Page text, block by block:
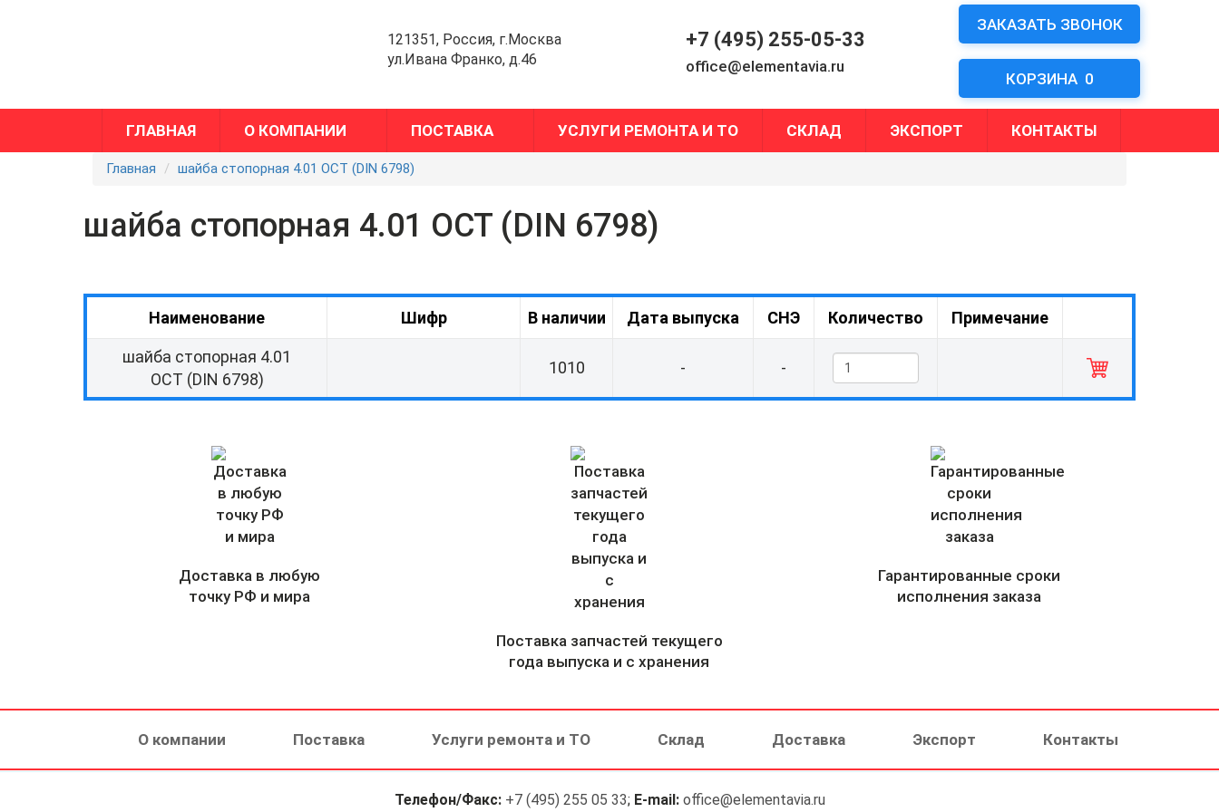
121351, Россия, г.Москва
ул.Ивана Франко, д.46
+7 (495) 255-05-33
office@elementavia.ru
ЗАКАЗАТЬ ЗВОНОК
КОРЗИНА 0
ГЛАВНАЯ О КОМПАНИИ ПОСТАВКА УСЛУГИ РЕМОНТА И ТО СКЛАД ЭКСПОРТ КОНТАКТЫ
Главная шайба стопорная 4.01 ОСТ (DIN 6798)
шайба стопорная 4.01 ОСТ (DIN 6798)
Наименование Шифр В наличии Дата выпуска СНЭ Количество Примечание
шайба стопорная 4.01
ОСТ (DIN 6798)
1010 - -
Доставка в любую
точку РФ и мира
Поставка запчастей текущего
года выпуска и с хранения
Гарантированные сроки
исполнения заказа
О компании Поставка Услуги ремонта и ТО Склад Доставка Экспорт Контакты
Телефон/Факс: +7 (495) 255 05 33; E-mail: office@elementavia.ru